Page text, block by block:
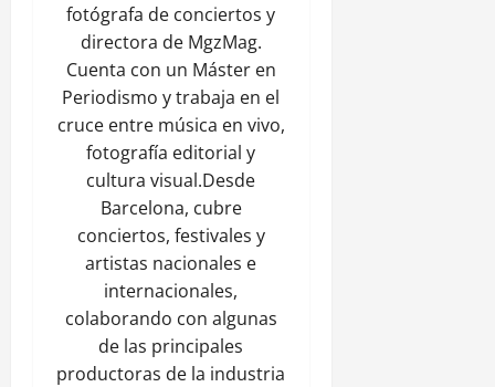
fotógrafa de conciertos y
directora de MgzMag.
Cuenta con un Máster en
Periodismo y trabaja en el
cruce entre música en vivo,
fotografía editorial y
cultura visual.Desde
Barcelona, cubre
conciertos, festivales y
artistas nacionales e
internacionales,
colaborando con algunas
de las principales
productoras de la industria